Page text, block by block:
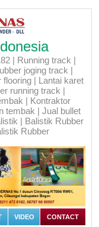
| Running track |
joging track |
flooring | Lantai karet
running track |
| Kontraktor
tembak | Jual bullet
| Balistik Rubber
Rubber
VIDEO CONTACT